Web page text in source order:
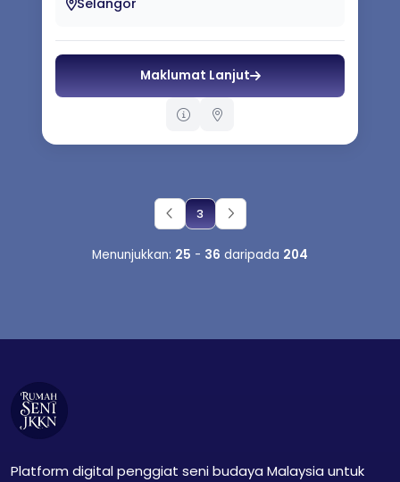
Selangor
Maklumat Lanjut
3
Menunjukkan: 25 - 36 daripada 204
Platform digital penggiat seni budaya Malaysia untuk